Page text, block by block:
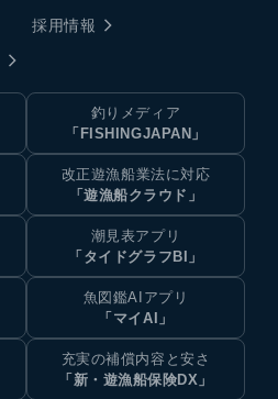
採用情報
釣りメディア
「FISHINGJAPAN」
改正遊漁船業法に対応
「遊漁船クラウド」
潮見表アプリ
「タイドグラフBI」
魚図鑑AIアプリ
「マイAI」
充実の補償内容と安さ
「新・遊漁船保険DX」